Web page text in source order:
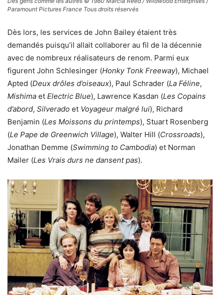
Paramount Pictures France Tous droits réservés
Dès lors, les services de John Bailey étaient très
demandés puisqu’il allait collaborer au fil de la décennie
avec de nombreux réalisateurs de renom. Parmi eux
figurent John Schlesinger (Honky Tonk Freeway), Michael
Apted (Deux drôles d’oiseaux), Paul Schrader (La Féline,
Mishima et Electric Blue), Lawrence Kasdan (Les Copains
d’abord, Silverado et Voyageur malgré lui), Richard
Benjamin (Les Moissons du printemps), Stuart Rosenberg
(Le Pape de Greenwich Village), Walter Hill (Crossroads),
Jonathan Demme (Swimming to Cambodia) et Norman
Mailer (Les Vrais durs ne dansent pas).